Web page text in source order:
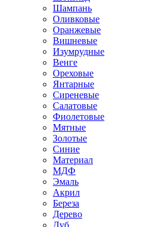
Шампань
Оливковые
Оранжевые
Вишневые
Изумрудные
Венге
Ореховые
Янтарные
Сиреневые
Салатовые
Фиолетовые
Мятные
Золотые
Синие
Материал
МДФ
Эмаль
Акрил
Береза
Дерево
Дуб